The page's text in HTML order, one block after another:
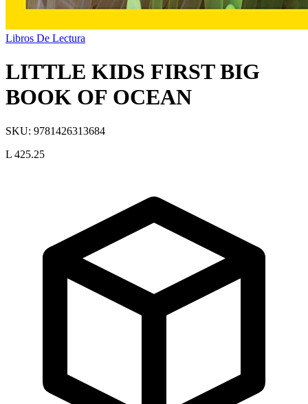
Libros De Lectura
LITTLE KIDS FIRST BIG
BOOK OF OCEAN
SKU: 9781426313684
L 425.25